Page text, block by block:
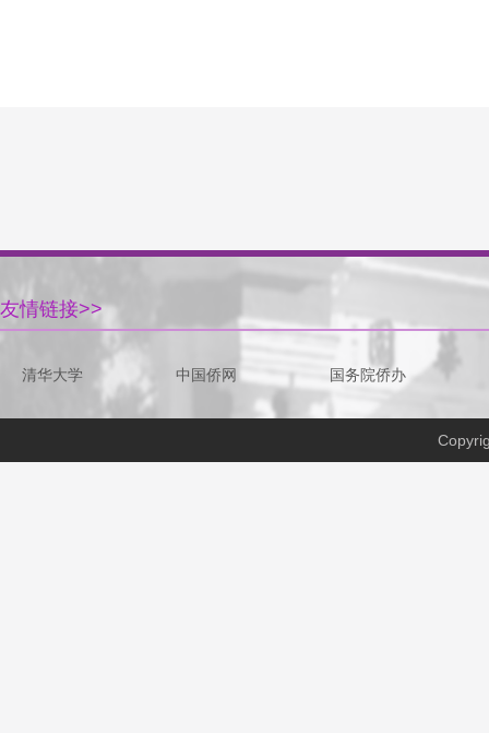
友情链接>>
清华大学 中国侨网 国务院侨办